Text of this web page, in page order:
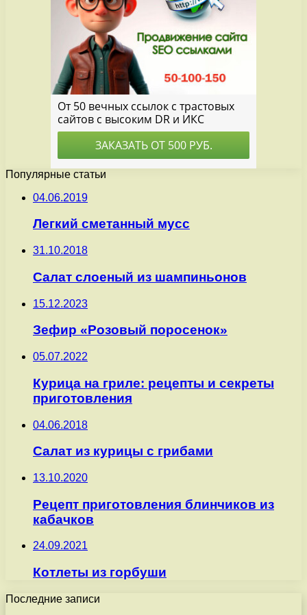
Популярные статьи
04.06.2019
Легкий сметанный мусс
31.10.2018
Салат слоеный из шампиньонов
15.12.2023
Зефир «Розовый поросенок»
05.07.2022
Курица на гриле: рецепты и секреты
приготовления
04.06.2018
Салат из курицы с грибами
13.10.2020
Рецепт приготовления блинчиков из
кабачков
24.09.2021
Котлеты из горбуши
Последние записи